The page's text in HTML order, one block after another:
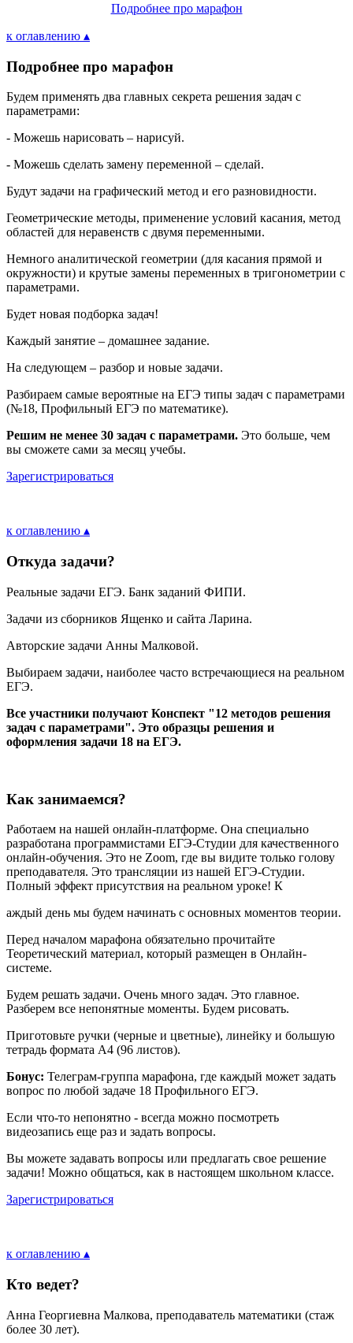
Подробнее про марафон
к оглавлению ▴
Подробнее про марафон
Будем применять два главных секрета решения задач с
параметрами:
- Можешь нарисовать – нарисуй.
- Можешь сделать замену переменной – сделай.
Будут задачи на графический метод и его разновидности.
Геометрические методы, применение условий касания, метод
областей для неравенств с двумя переменными.
Немного аналитической геометрии (для касания прямой и
окружности) и крутые замены переменных в тригонометрии с
параметрами.
Будет новая подборка задач!
Каждый занятие – домашнее задание.
На следующем – разбор и новые задачи.
Разбираем самые вероятные на ЕГЭ типы задач с параметрами
(№18, Профильный ЕГЭ по математике).
Решим не менее 30 задач с параметрами. Это больше, чем
вы сможете сами за месяц учебы.
Зарегистрироваться
к оглавлению ▴
Откуда задачи?
Реальные задачи ЕГЭ. Банк заданий ФИПИ.
Задачи из сборников Ященко и сайта Ларина.
Авторские задачи Анны Малковой.
Выбираем задачи, наиболее часто встречающиеся на реальном
ЕГЭ.
Все участники получают Конспект "12 методов решения
задач с параметрами". Это образцы решения и
оформления задачи 18 на ЕГЭ.
Как занимаемся?
Работаем на нашей онлайн-платформе. Она специально
разработана программистами ЕГЭ-Студии для качественного
онлайн-обучения. Это не Zoom, где вы видите только голову
преподавателя. Это трансляции из нашей ЕГЭ-Студии.
Полный эффект присутствия на реальном уроке! К
аждый день мы будем начинать с основных моментов теории.
Перед началом марафона обязательно прочитайте
Теоретический материал, который размещен в Онлайн-
системе.
Будем решать задачи. Очень много задач. Это главное.
Разберем все непонятные моменты. Будем рисовать.
Приготовьте ручки (черные и цветные), линейку и большую
тетрадь формата А4 (96 листов).
Бонус: Телеграм-группа марафона, где каждый может задать
вопрос по любой задаче 18 Профильного ЕГЭ.
Если что-то непонятно - всегда можно посмотреть
видеозапись еще раз и задать вопросы.
Вы можете задавать вопросы или предлагать свое решение
задачи! Можно общаться, как в настоящем школьном классе.
Зарегистрироваться
к оглавлению ▴
Кто ведет?
Анна Георгиевна Малкова, преподаватель математики (стаж
более 30 лет).